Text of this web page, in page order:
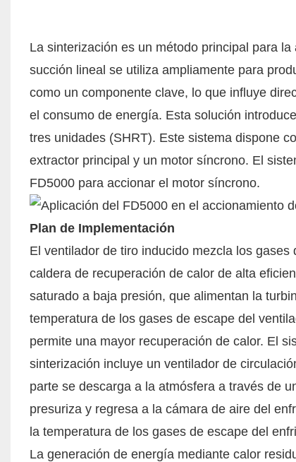
La sinterización es un método principal para
succión lineal se utiliza ampliamente para
como un componente clave, lo que influye
el consumo de energía. Esta solución
tres unidades (SHRT). Este sistema dispone
extractor principal y un motor síncrono. El
FD5000 para accionar el motor síncrono.
Plan de Implementación
El ventilador de tiro inducido mezcla los
caldera de recuperación de calor de alta
saturado a baja presión, que alimentan la
temperatura de los gases de escape del
permite una mayor recuperación de calor. El
sinterización incluye un ventilador de
parte se descarga a la atmósfera a través de
presuriza y regresa a la cámara de aire del
la temperatura de los gases de escape del
La generación de energía mediante calor